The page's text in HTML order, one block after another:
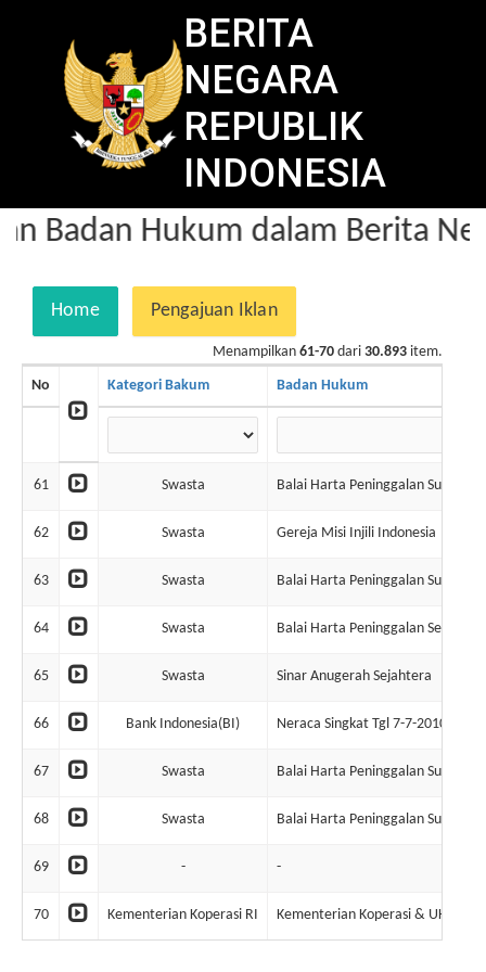
BERITA
NEGARA
REPUBLIK
INDONESIA
Badan Hukum dalam Berita
Home Pengajuan Iklan
Menampilkan 61-70 dari 30.893 item.
No Kategori Bakum Badan Hukum
61 Swasta Balai Harta Peninggalan Surabaya
62 Swasta Gereja Misi Injili Indonesia
63 Swasta Balai Harta Peninggalan Surabaya
64 Swasta Balai Harta Peninggalan
65 Swasta Sinar Anugerah Sejahtera
66 Bank Indonesia(BI) Neraca Singkat Tgl 7-7-2010
67 Swasta Balai Harta Peninggalan Surabaya
68 Swasta Balai Harta Peninggalan Surabaya
69 - -
70 Kementerian Koperasi RI Kementerian Koperasi & UKM RI